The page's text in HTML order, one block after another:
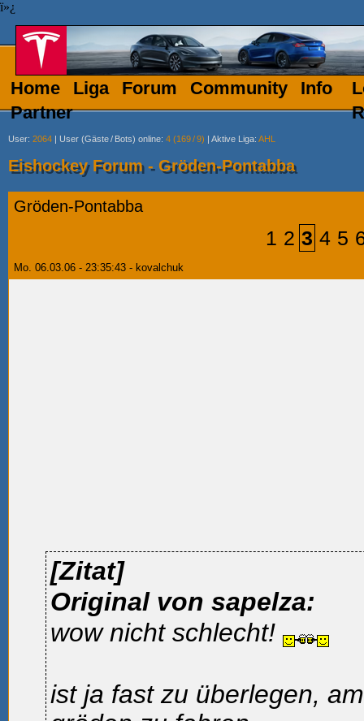
ï»¿
Home Liga Forum Community
Info
Partner
User: 2064 | User (Gäste/ Bots) online: 4 (169/9) | Aktive Liga: AHL
Eishockey Forum - Gröden-Pontabba
Gröden-Pontabba
1 2 3 4 5
Mo. 06.03.06 - 23:35:43 - kovalchuk
[Zitat]
Original von sapelza:
wow nicht schlecht!
ist ja fast zu überlegen,